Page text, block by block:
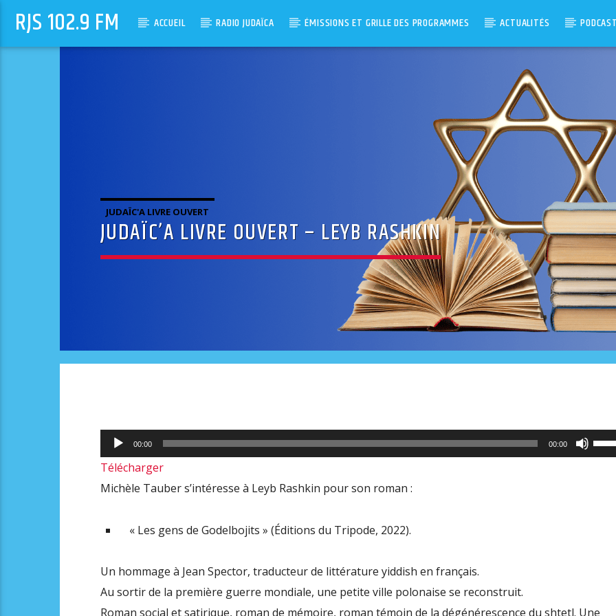
RJS 102.9 FM ACCUEIL RADIO JUDAÏCA ÉMISSIONS ET GRILLE DES PROGRAMMES ACTUALITÉS
JUDAÏC'A LIVRE OUVERT
JUDAÏC’A LIVRE OUVERT – LEYB RASHKIN
Lecteur
audio
00:00 00:00
les
Télécharger
Michèle Tauber s’intéresse à Leyb Rashkin pour son roman :
« Les gens de Godelbojits » (Éditions du Tripode, 2022).
Un hommage à Jean Spector, traducteur de littérature yiddish en français.
Au sortir de la première guerre mondiale, une petite ville polonaise se reconstruit.
Roman social et satirique, roman de mémoire, roman témoin de la dégénérescence du shtetl. Une